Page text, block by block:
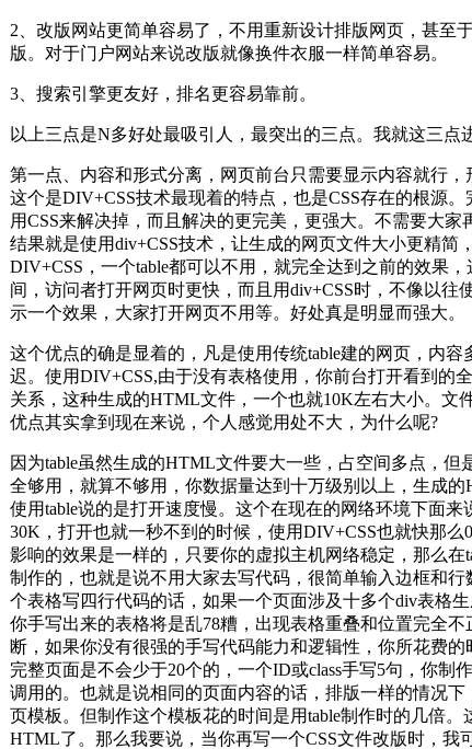
2、改版网站更简单容易了，不用重新设计排版网页，甚至
版。对于门户网站来说改版就像换件衣服一样简单容易
3、搜索引擎更友好，排名更容易靠前。
以上三点是N多好处最吸引人，最突出的三点。我就这
第一点、内容和形式分离，网页前台只需要显示内容就
这个是DIV+CSS技术最现着的特点，也是CSS存在的根源
用CSS来解决掉，而且解决的更完美，更强大。不需要大
结果就是使用div+CSS技术，让生成的网页文件大小更精简
DIV+CSS，一个table都可以不用，就完全达到之前的效果
间，访问者打开网页时更快，而且用div+CSS时，不像以往
示一个效果，大家打开网页不用等。好处真是明显而强
这个优点的确是显着的，凡是使用传统table建的网页，内
迟。使用DIV+CSS,由于没有表格使用，你前台打开看到的
关系，这种生成的HTML文件，一个也就10K左右大小。
优点其实拿到现在来说，个人感觉用处不大，为什么呢?
因为table虽然生成的HTML文件要大一些，占空间多点，
全够用，就算不够用，你数据量达到十万级别以上，生成
使用table说的是打开速度慢。这个在现在的网络环境下面
30K，打开也就一秒不到的时候，使用DIV+CSS也就快那
影响的效果是一样的，只要你的虚拟主机网络稳定，那么
制作的，也就是说不用大家去写代码，很简单输入边框和
个表格写四行代码的话，如果一个页面涉及十多个div表格
你手写出来的表格将是乱78糟，出现表格重叠和位置完全
断，如果你没有很强的手写代码能力和逻辑性，你所花费
完整页面是不会少于20个的，一个ID或class手写5句，你
调用的。也就是说相同的页面内容的话，排版一样的情
页模板。但制作这个模板花的时间是用table制作时的几倍
HTML了。那么我要说，当你再写一个CSS文件改版时，